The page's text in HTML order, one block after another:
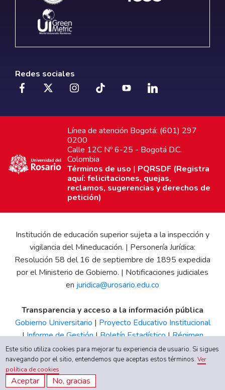
Redes sociales
Línea de atención Bogotá: (601) 297
0200
Calle 12C Nº 6-25 - Bogotá D.C.
Colombia
Términos de uso | PQRSDF (Registra
aquí: felicitaciones, quejas,
reclamos, sugerencias y derechos de
petición)
Institución de educación superior sujeta a la inspección y
vigilancia del Mineducación. | Personería Jurídica:
Resolución 58 del 16 de septiembre de 1895 expedida
por el Ministerio de Gobierno. | Notificaciones judiciales
en juridica@urosario.edu.co
Transparencia y acceso a la información pública
Gobierno Universitario | Proyecto Educativo Institucional
|Informe de Gestión|Boletín Estadístico|Régimen
Tributario|Estados Financieros |Código de Ética| Canal
de Integridad UR
Este sitio utiliza cookies para mejorar tu experiencia de usuario. Si sigues
navegando por el sitio, entendemos que aceptas estos términos.Ver
política de cookies
Aceptar No, gracias